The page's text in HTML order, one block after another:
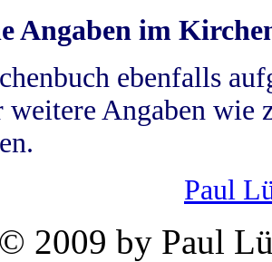
Angaben im
ebenfalls
weitere Angaben wie
Paul
© 2009 by Paul